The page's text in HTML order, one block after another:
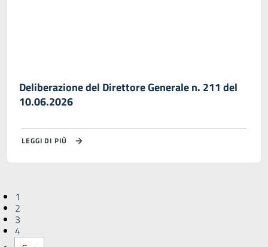
Deliberazione del Direttore Generale n. 211 del
10.06.2026
LEGGI DI PIÙ
1
2
3
4